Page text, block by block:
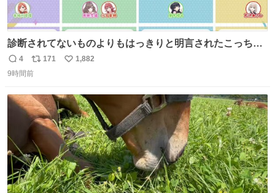
診断されてないものよりもはっきりと明言されたこっちで
話しませんかというお気持ち
返
信
4
リ
ポ
ト
数
171
い
数
1,882
9時間前